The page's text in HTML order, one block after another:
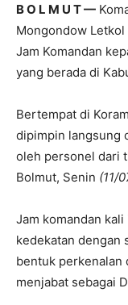
B O L M U T —
Mongondow
Jam Komandan
yang berada di
Bertempat di
dipimpin langsung
oleh personel dari
Bolmut, Senin (11/
Jam komandan
kedekatan dengan
bentuk perkenalan
menjabat sebagai